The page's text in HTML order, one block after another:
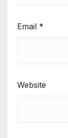
Email *
Website